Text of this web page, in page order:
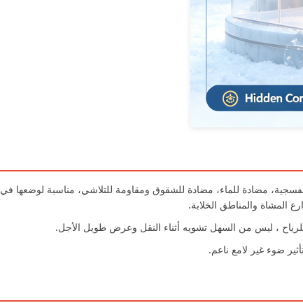
مضادة للماء، مضادة للشقوق ومقاومة للتلاشي، مناسبة لوضعها في
المشاة والمناطق الخلابة.
، ليس من السهل تشويه أثناء النقل وعرض طويل الأجل.